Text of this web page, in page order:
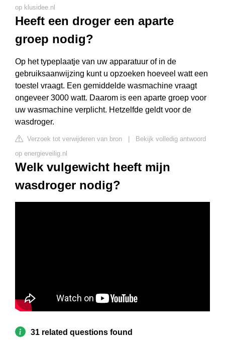
op klusidee.nl
Heeft een droger een aparte
groep nodig?
Op het typeplaatje van uw apparatuur of in de
gebruiksaanwijzing kunt u opzoeken hoeveel watt een
toestel vraagt. Een gemiddelde wasmachine vraagt
ongeveer 3000 watt. Daarom is een aparte groep voor
uw wasmachine verplicht. Hetzelfde geldt voor de
wasdroger.
Verzoek tot verwijderen van bron
Bekijk volledig antwoord
op energieveilig.nl
Welk vulgewicht heeft mijn
wasdroger nodig?
31 related questions found